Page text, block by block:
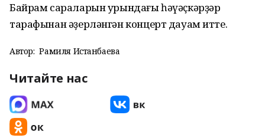
Байрам сараларын урындағы һәүәҫкәрҙәр
тарафынан әҙерләнгән концерт дауам итте.
Автор: Рамиля Истанбаева
Читайте нас